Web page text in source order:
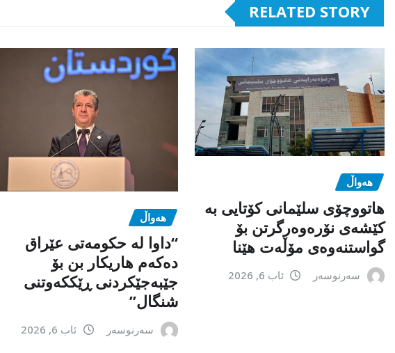
RELATED STORY
هەواڵ
هاتووچۆی سلێمانی کۆتایی بە
کێشەی نۆرەوەرگرتن بۆ
گواستنەوەی مۆڵەت هێنا
سەرنوسەر ئاب 6, 2026
هەواڵ
“داوا لە حكومەتی عێراق
دەكەم هاریكار بن بۆ
جێبەجێكردنی ڕێككەوتنی
شنگال”
سەرنوسەر ئاب 6, 2026